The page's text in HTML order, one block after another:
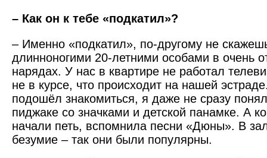
– Как он к тебе «подкатил»?
– Именно «подкатил», по-другому не
длинноногими 20-летними особами в очень
нарядах. У нас в квартире не работал
не в курсе, что происходит на нашей
подошёл знакомиться, я даже не сразу
пиджаке со значками и детской панамке. А
начали петь, вспомнила песни «Дюны». В
безумие – так они были популярны.